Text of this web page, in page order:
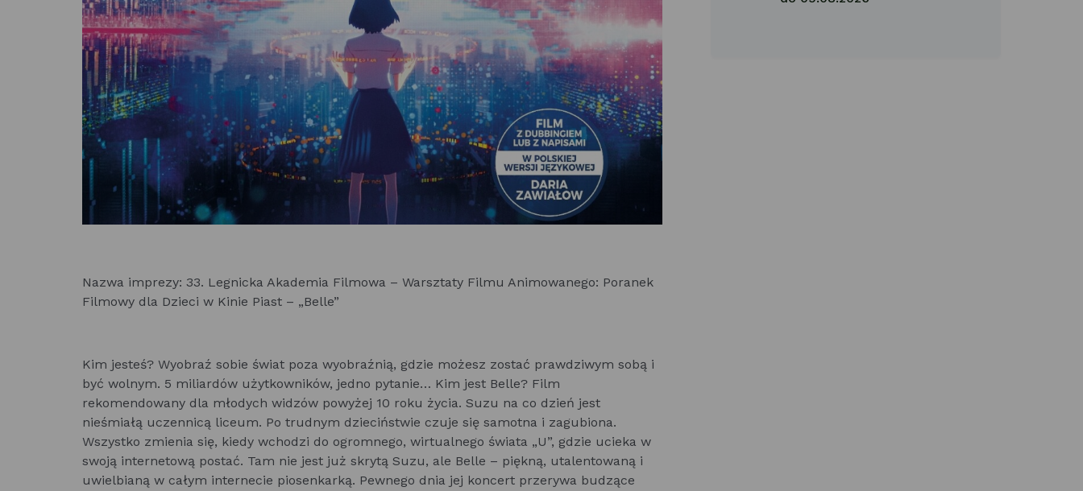
Nazwa imprezy: 33. Legnicka Akademia Filmowa – Warsztaty Filmu Animowanego: Poranek
Filmowy dla Dzieci w Kinie Piast – „Belle”
Kim jesteś? Wyobraź sobie świat poza wyobraźnią, gdzie możesz zostać prawdziwym sobą i
być wolnym. 5 miliardów użytkowników, jedno pytanie… Kim jest Belle? Film
rekomendowany dla młodych widzów powyżej 10 roku życia. Suzu na co dzień jest
nieśmiałą uczennicą liceum. Po trudnym dzieciństwie czuje się samotna i zagubiona.
Wszystko zmienia się, kiedy wchodzi do ogromnego, wirtualnego świata „U”, gdzie ucieka w
swoją internetową postać. Tam nie jest już skrytą Suzu, ale Belle – piękną, utalentowaną i
uwielbianą w całym internecie piosenkarką. Pewnego dnia jej koncert przerywa budzące